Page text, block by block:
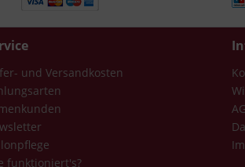
und Versandkosten
funktioniert's?